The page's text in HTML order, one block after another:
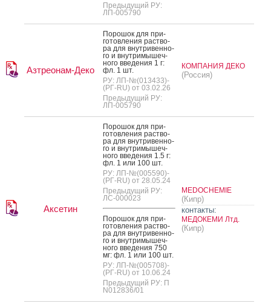
Предыдущий РУ:
ЛП-005790
Азтреонам-Деко
По­рошок для при­
готов­ле­ния рас­тво­
ра для внут­ри­вен­но­
го и внут­ри­мышеч­
но­го вве­дения 1 г:
фл. 1 шт.
РУ: ЛП-№(013433)-
(РГ-RU) от 03.02.26
Предыдущий РУ:
ЛП-005790
КОМПАНИЯ ДЕКО
(Россия)
Аксетин
По­рошок для при­
готов­ле­ния рас­тво­
ра для внут­ри­вен­но­
го и внут­ри­мышеч­
но­го вве­дения 1.5 г:
фл. 1 или 100 шт.
РУ: ЛП-№(005590)-
(РГ-RU) от 28.05.24
Предыдущий РУ:
ЛС-000023
По­рошок для при­
готов­ле­ния рас­тво­
ра для внут­ри­вен­но­
го и внут­ри­мышеч­
но­го вве­дения 750
мг: фл. 1 или 100 шт.
РУ: ЛП-№(005708)-
(РГ-RU) от 10.06.24
Предыдущий РУ: П
N012836/01
MEDOCHEMIE
(Кипр)
контакты:
МЕДОКЕМИ Лтд.
(Кипр)